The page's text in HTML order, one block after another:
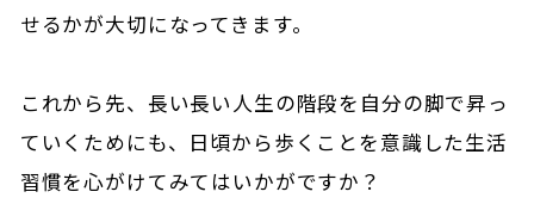
せるかが大切になってきます。
これから先、長い長い人生の階段を自分の脚で昇っ
ていくためにも、日頃から歩くことを意識した生活
習慣を心がけてみてはいかがですか？